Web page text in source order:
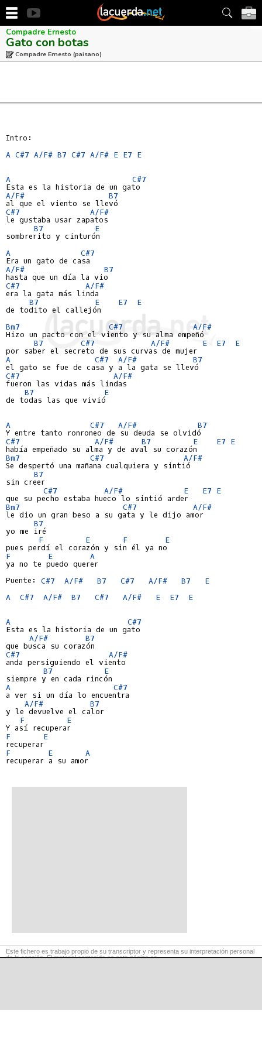
Compadre Ernesto
Gato con botas
Compadre Ernesto (paisano)
Intro:
A C#7 A/F# B7 C#7 A/F# E E7 E
A
C#7
A/F#
B7
C#7
A/F#
le gustaba usar zapatos
B7
E
sombrerito y cinturón
A
C#7
A/F#
B7
C#7
A/F#
era la gata más linda
B7
E E7
E
de todito el callejón
Bm7
C#7
A/F#
Hizo un pacto con el viento y su alma empeñó
B7
C#7 A/F# E E7
E
A
C#7 A/F#
B7
C#7
A/F#
fueron las vidas más lindas
B7
E
de todas las que vivió
A C#7 A/F#
B7
C#7
A/F# B7 E E7 E
Bm7
C#7
A/F#
Se despertó una mañana cualquiera y sintió
B7
sin creer
C#7
A/F# E E7 E
Bm7
C#7
A/F#
le dio un gran beso a su gata y le dijo amor
B7
yo me iré
F
E F
E
F
E
A
ya no te puedo querer
Puente: C#7 A/F# B7 C#7 A/F# B7
E
A
C#7 A/F# B7 C#7 A/F# E E7 E
A
C#7
Esta es la historia de un gato
A/F#
B7
C#7
A/F#
anda persiguiendo el viento
B7
E
A
C#7
a ver si un día lo encuentra
A/F#
B7
y le devuelve el calor
F
E
F
E
F
E
A
recuperar a su amor
Este fichero es trabajo propio de su transcriptor y representa su interpretación personal
de la canción. El material contenido en esta página es